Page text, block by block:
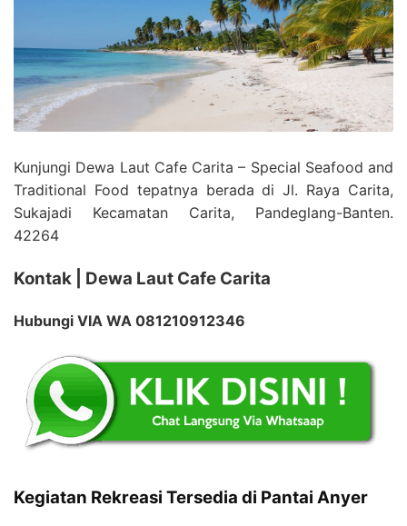
Kunjungi Dewa Laut Cafe Carita – Special Seafood and
Traditional Food tepatnya berada di Jl. Raya Carita,
Sukajadi Kecamatan Carita, Pandeglang-Banten.
42264
Kontak | Dewa Laut Cafe Carita
Hubungi VIA WA 081210912346
Kegiatan Rekreasi Tersedia di Pantai Anyer